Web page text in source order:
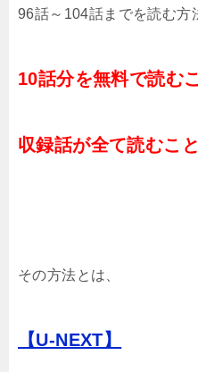
96話～104話までを読む方
10話分を無料で読む
収録話が全て読むこ
その方法とは、
【U-NEXT】